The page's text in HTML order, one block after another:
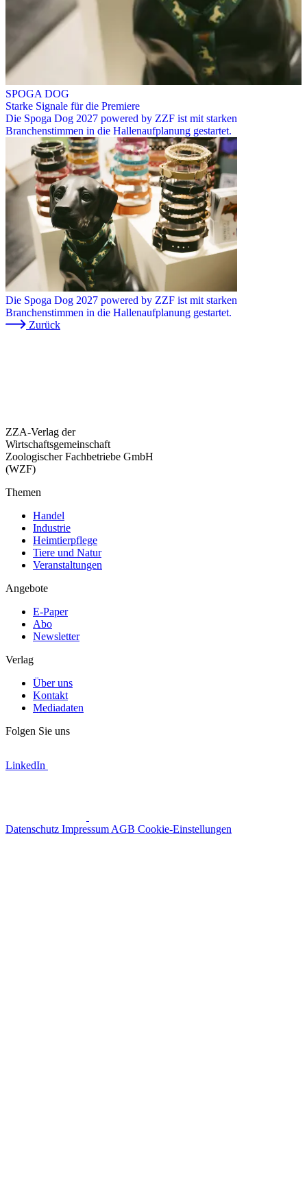
SPOGA DOG
Starke Signale für die Premiere
Die Spoga Dog 2027 powered by ZZF ist mit starken
Branchenstimmen in die Hallenaufplanung gestartet.
Die Spoga Dog 2027 powered by ZZF ist mit starken
Branchenstimmen in die Hallenaufplanung gestartet.
Zurück
ZZA-Verlag der
Wirtschaftsgemeinschaft
Zoologischer Fachbetriebe GmbH
(WZF)
Themen
Handel
Industrie
Heimtierpflege
Tiere und Natur
Veranstaltungen
Angebote
E-Paper
Abo
Newsletter
Verlag
Über uns
Kontakt
Mediadaten
Folgen Sie uns
LinkedIn
Datenschutz Impressum AGB Cookie-Einstellungen